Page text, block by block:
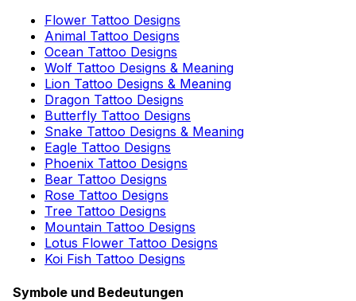
Flower Tattoo Designs
Animal Tattoo Designs
Ocean Tattoo Designs
Wolf Tattoo Designs & Meaning
Lion Tattoo Designs & Meaning
Dragon Tattoo Designs
Butterfly Tattoo Designs
Snake Tattoo Designs & Meaning
Eagle Tattoo Designs
Phoenix Tattoo Designs
Bear Tattoo Designs
Rose Tattoo Designs
Tree Tattoo Designs
Mountain Tattoo Designs
Lotus Flower Tattoo Designs
Koi Fish Tattoo Designs
Symbole und Bedeutungen